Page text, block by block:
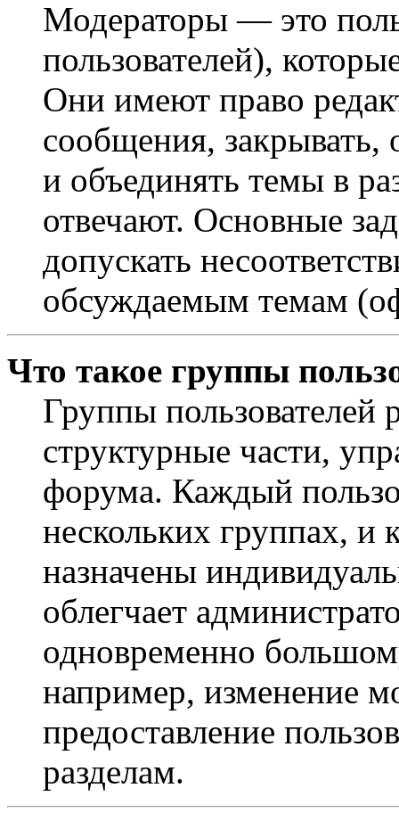
Модераторы — это
пользователей),
Они имеют право
сообщения, закрывать,
и объединять темы в
отвечают. Основные
допускать
обсуждаемым темам
Что такое группы
Группы пользователей
структурные части,
форума. Каждый
нескольких группах, и
назначены
облегчает
одновременно
например, изменение
предоставление
разделам.